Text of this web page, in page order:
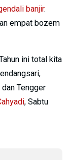
banjir.
empat bozem
ini total kita
Tengger
, Sabtu